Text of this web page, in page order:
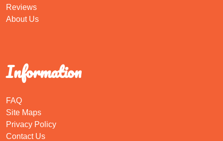
Reviews
About Us
Information
FAQ
Site Maps
Privacy Policy
Contact Us